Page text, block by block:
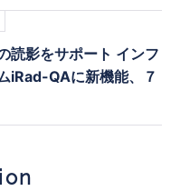
読影をサポート インフ
iRad-QAに新機能、７